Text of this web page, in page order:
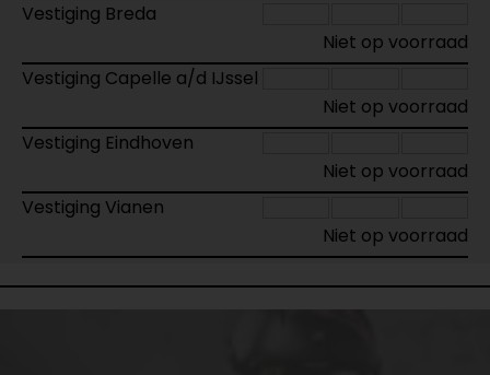
Vestiging Breda
Niet op voorraad
Vestiging Capelle a/d IJssel
Niet op voorraad
Vestiging Eindhoven
Niet op voorraad
Vestiging Vianen
Niet op voorraad